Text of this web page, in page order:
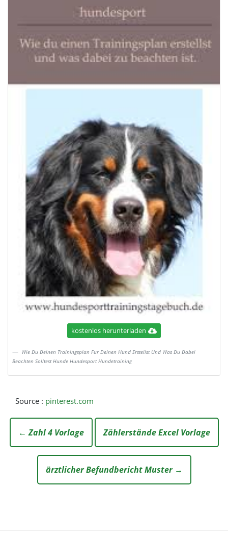
kostenlos herunterladen
Wie Du Deinen Trainingsplan Fur Deinen Hund Erstellst Und Was Du Dabei
Beachten Solltest Hunde Hundesport Hundetraining
Source : pinterest.com
← Zahl 4 Vorlage Zählerstände Excel Vorlage
ärztlicher Befundbericht Muster →